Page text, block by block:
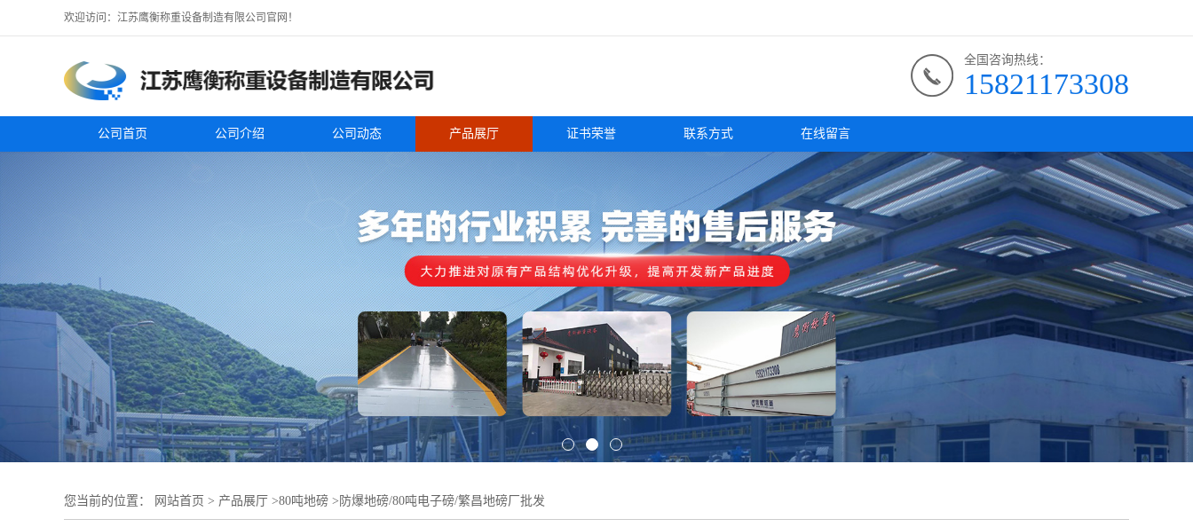
欢迎访问：江苏鹰衡称重设备制造有限公司官网！
全国咨询热线：
15821173308
公司首页 公司介绍 公司动态 产品展厅 证书荣誉 联系方式 在线留言
您当前的位置： 网站首页 > 产品展厅 >80吨地磅 > 防爆地磅/80吨电子磅/繁昌地磅厂批发